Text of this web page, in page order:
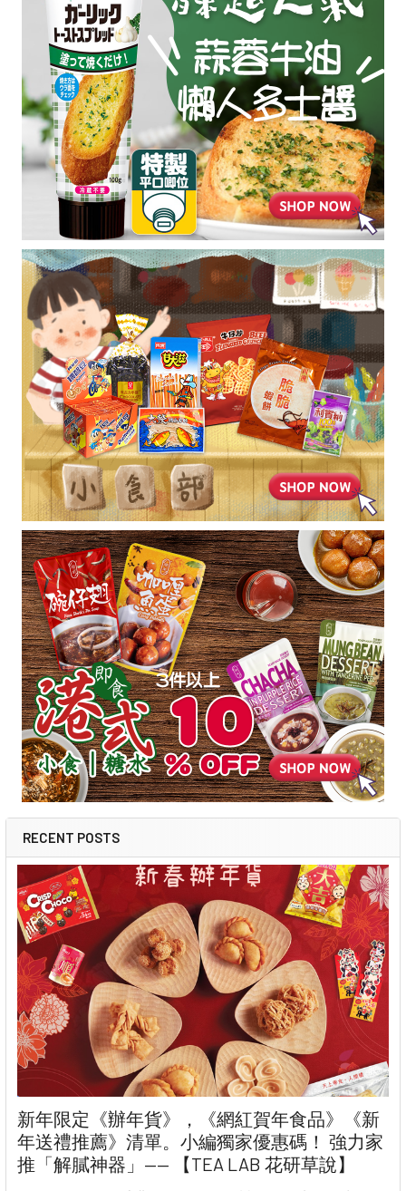
RECENT POSTS
新年限定《辦年貨》，《網紅賀年食品》《新
年送禮推薦》清單。小編獨家優惠碼！ 強力家
推「解膩神器」—— 【TEA LAB 花研草說】